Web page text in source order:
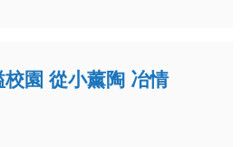
園 從小薰陶 冶情